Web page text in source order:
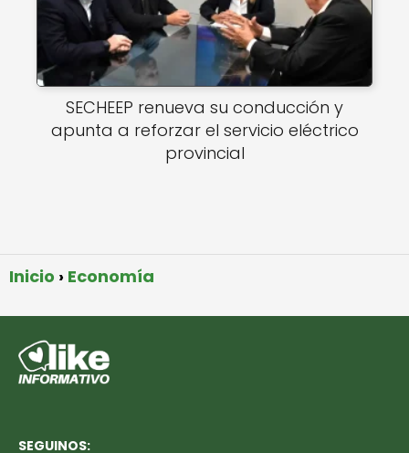
SECHEEP renueva su conducción y
apunta a reforzar el servicio eléctrico
provincial
Inicio Economía
SEGUINOS: